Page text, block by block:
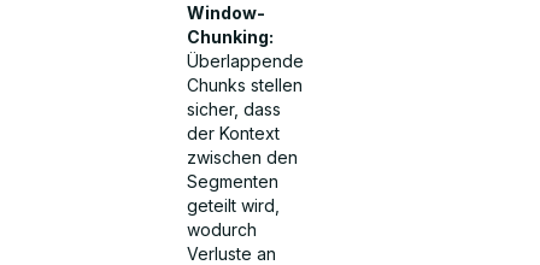
Window-
Chunking:
Überlappende
Chunks stellen
sicher, dass
der Kontext
zwischen den
Segmenten
geteilt wird,
wodurch
Verluste an